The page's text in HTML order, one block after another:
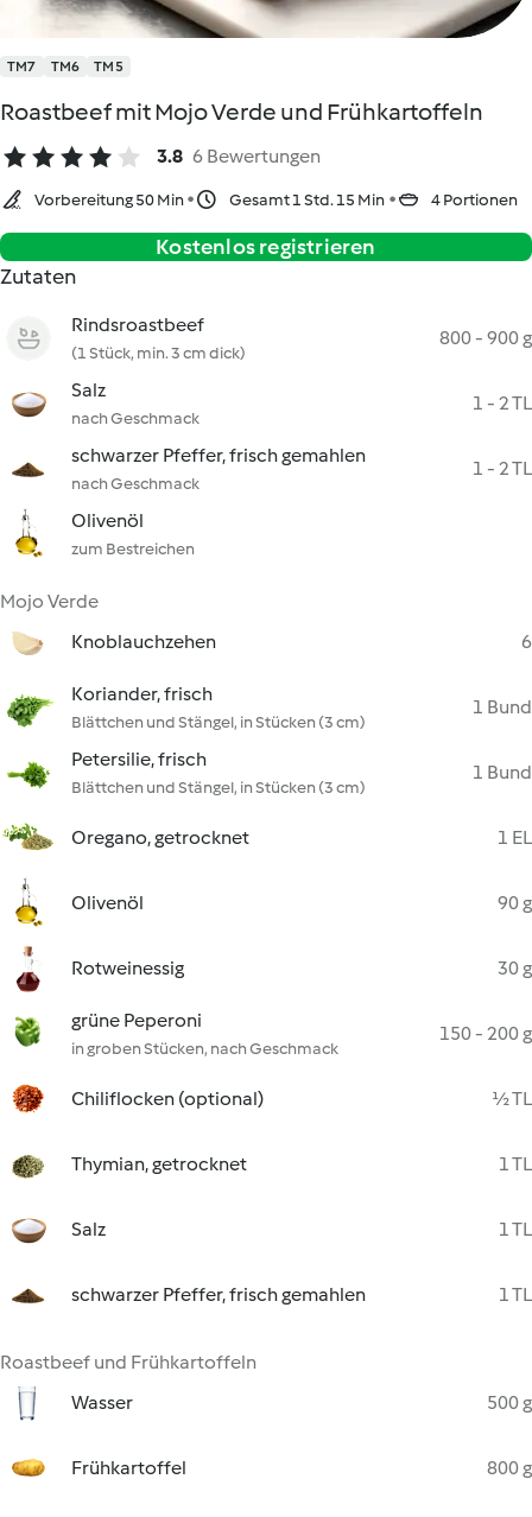
TM7 TM6 TM5
Roastbeef mit Mojo Verde und Frühkartoffeln
3.8 6 Bewertungen
Vorbereitung 50 Min Gesamt 1 Std. 15 Min 4 Portionen
Kostenlos registrieren
Zutaten
Rindsroastbeef
(1 Stück, min. 3 cm dick)
800 - 900 g
Salz
nach Geschmack
1 - 2 TL
schwarzer Pfeffer, frisch gemahlen
nach Geschmack
1 - 2 TL
Olivenöl
zum Bestreichen
Mojo Verde
Knoblauchzehen
6
Koriander, frisch
Blättchen und Stängel, in Stücken (3 cm)
1 Bund
Petersilie, frisch
Blättchen und Stängel, in Stücken (3 cm)
1 Bund
Oregano, getrocknet 1 EL
Olivenöl 90 g
Rotweinessig 30 g
grüne Peperoni
in groben Stücken, nach Geschmack
150 - 200 g
Chiliflocken (optional) ½ TL
Thymian, getrocknet 1 TL
Salz 1 TL
schwarzer Pfeffer, frisch gemahlen 1 TL
Roastbeef und Frühkartoffeln
Wasser
500 g
Frühkartoffel 800 g